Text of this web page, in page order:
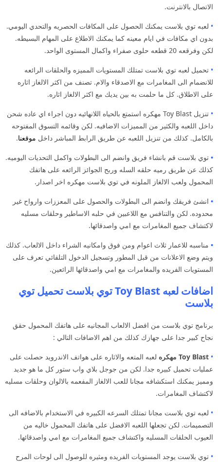
الاتصال بالانترنت.
• لعبه توي بلاست يمكنك الحصول على المكافات الحصريه والتحدي اليومي.
بدون اي مكافات في ايام معينه كما يمكنك الاطلاع على المهام البسيطه.
لكن وفرقعه 20 قطعه حلوى صفراء واكمال المستوى الواحد.
• تحميل لعبه توي بلاست تمتلك المستويات المميزه والحلقات الرائعه
للانضمام الى المغامرات مع الاصدقاء والام. تصنف من اكثر الالغاز اثاره
على الاطلاق. كل ما حلمت به بين يديك مع اكثر الالغاز اثاره.
•
تنزيل Toy Blast مهكره استمتع بالحياه اللانهائيه دون اجراء اي عاده شحن
داخل اللعبه والكثير من المميزات الاضافيه. لكن وقائمه التسوق المفتوحه
بالكامل. كذلك من تنزيل اللعبه عن طريق الرابط المباشر داخل موقعنا.
• توي بلاست قم بانشاء فريق وانضم الى البطولات واكمل التحديات اليوميه.
كذلك عن طريق رميه حلقه السله وربح الجوائز الرائعه على هاتفك
المحمول ولعب الالغاز الملونه في توي بلاست مهكره اخر اصدار.
• انشئ فريقك وانضم الى البطولات والحصول على المعززات وارواح غير
محدوده. لكن والتنافس مع اللاعبين في حلبه الاساطير وحلقات مسليه
لاكتشاف جميع المغامرات مع امي واصدقائها.
• مناسبه للاعمار ثلاث اعوام ومن فوق وامكانيه الشراء داخل الالعاب. كذلك
ويتم وضع الاعلانات من قبل المطور وتسجيل الدخول التلقائي تعرف على
المستويات الفريده والمغامرات مع امي واصدقائها الرائعين.
اضافات لعبه Toy Blast توي بلاست تحميل توي
بلاست
برنامج توي بلاست من افضل الالعاب المجانيه على هاتفك المحمول حقق
نجاح كبير جدا على جهازك كذلك من اهم الاضافات التالي :
• Toy Blast مهكره
لعبه المتعه والاثاره على هواتف الاندرويد حصلت على
عمليات تحميل كبيره جدا. لكن من جوجل بلاي واب ستور كل ما هو جديد
ومميز يمكنك استكشافه مجانا للعب الالغاز المفعمه بالالوان وحلقات مسليه
لاكتشاف المغامرات.
• لعبه توي بلاست مجانا تمتلك السرعه الكبيره في الاستخدام بالاضافه الى
التصميمات. لكن تجعلها اللعبه الافضل على هاتفك المحمول خاليه من
العيوب الحلقات المسليه واكتشاف جميع المغامرات مع امي واصدقائها.
• توي بلاست يوجد المستويات الفريده ومثيره للوصول الى لوحات المرح